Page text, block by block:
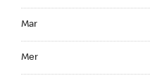
Mar
Mer